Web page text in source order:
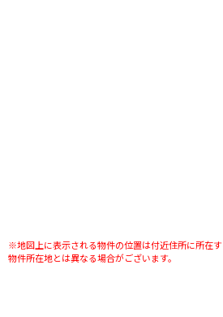
※地図上に表示される物件の位置は付近住所に所在
物件所在地とは異なる場合がございます。